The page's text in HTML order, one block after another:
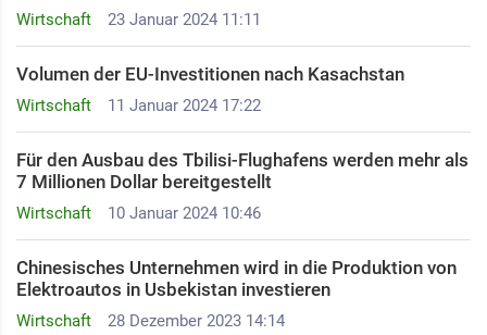
Wirtschaft 23 Januar 2024 11:11
Wirtschaft 11 Januar 2024 17:22
Volumen der EU-Investitionen nach Kasachstan
Wirtschaft 10 Januar 2024 10:46
Für den Ausbau des Tbilisi-Flughafens werden mehr als
7 Millionen Dollar bereitgestellt
Wirtschaft 28 Dezember 2023 14:14
Chinesisches Unternehmen wird in die Produktion von
Elektroautos in Usbekistan investieren